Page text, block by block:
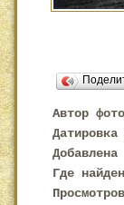
Автор
Датировка
Добавлена
Где
Просмотров